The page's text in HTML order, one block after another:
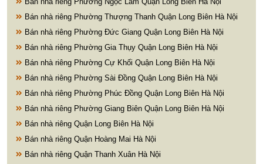
Bán nhà riêng Phường Thượng Thanh Quận Long Biên Hà Nội
Bán nhà riêng Phường Đức Giang Quận Long Biên Hà Nội
Bán nhà riêng Phường Gia Thụy Quận Long Biên Hà Nội
Bán nhà riêng Phường Cự Khối Quận Long Biên Hà Nội
Bán nhà riêng Phường Sài Đồng Quận Long Biên Hà Nội
Bán nhà riêng Phường Phúc Đồng Quận Long Biên Hà Nội
Bán nhà riêng Phường Giang Biên Quận Long Biên Hà Nội
Bán nhà riêng Quận Long Biên Hà Nội
Bán nhà riêng Quận Hoàng Mai Hà Nội
Bán nhà riêng Quận Thanh Xuân Hà Nội